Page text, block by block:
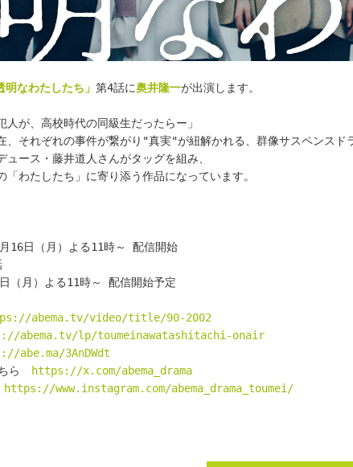
明なわたしたち」 第4話に奥井隆一が出演します。
人が、高校時代の同級生だったらー」
、それぞれの事件が繋がり"真実"が紐解かれる、群像サスペンスド
ース・藤井道人さんがタッグを組み、
「わたしたち」に寄り添う作品になっています。
月16日（月）よる11時～ 配信開始
よる11時～ 配信開始予定
abema.tv/video/title/90-2002
abema.tv/lp/toumeinawatashitachi-onair
abe.ma/3AnDWdt
ら
https://x.com/abema_drama
https://www.instagram.com/abema_drama_toumei/